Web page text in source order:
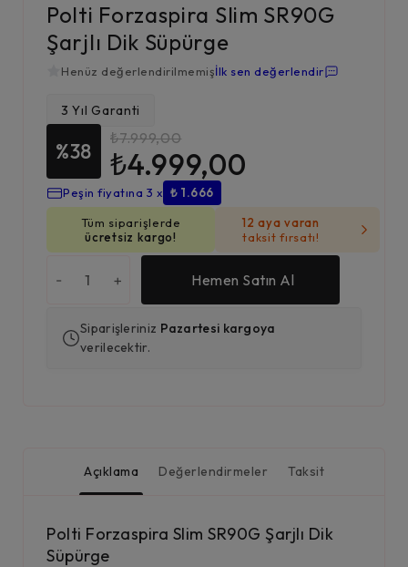
Polti Forzaspira Slim SR90G
Şarjlı Dik Süpürge
Henüz değerlendirilmemişİlk sen değerlendir
3 Yıl Garanti
%38
₺7.999,00
₺4.999,00
Peşin fiyatına 3 x ₺ 1.666
Tüm siparişlerde
ücretsiz kargo!
12 aya varan
taksit fırsatı!
- + Hemen Satın Al
Siparişleriniz Pazartesi kargoya
verilecektir.
Açıklama Değerlendirmeler Taksit
Polti Forzaspira Slim SR90G Şarjlı Dik
Süpürge